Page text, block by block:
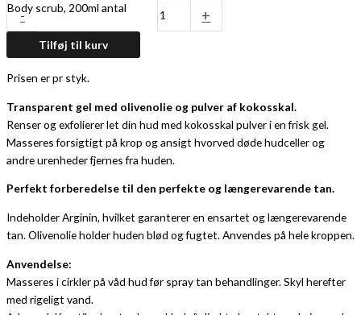
-
Body scrub, 200ml antal +
Tilføj til kurv
Prisen er pr styk.
Transparent gel med olivenolie og pulver af kokosskal.
Renser og exfolierer let din hud med kokosskal pulver i en frisk gel.
Masseres forsigtigt på krop og ansigt hvorved døde hudceller og
andre urenheder fjernes fra huden.
Perfekt forberedelse til den perfekte og længerevarende tan.
Indeholder Arginin, hvilket garanterer en ensartet og længerevarende
tan. Olivenolie holder huden blød og fugtet. Anvendes på hele kroppen.
Anvendelse:
Masseres i cirkler på våd hud før spray tan behandlinger. Skyl herefter
med rigeligt vand.